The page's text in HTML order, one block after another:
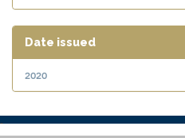
Date issued
2020